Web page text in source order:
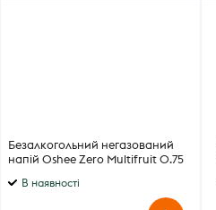
Безалкогольний негазований
напій Oshee Zero Multifruit 0.75
В наявності